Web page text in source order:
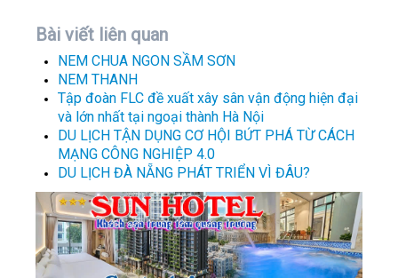
Bài viết liên quan
NEM CHUA NGON SẦM SƠN
NEM THANH
Tập đoàn FLC đề xuất xây sân vận động hiện đại
và lớn nhất tại ngoại thành Hà Nội
DU LỊCH TẬN DỤNG CƠ HỘI BỨT PHÁ TỪ CÁCH
MẠNG CÔNG NGHIỆP 4.0
DU LỊCH ĐÀ NẴNG PHÁT TRIỂN VÌ ĐÂU?